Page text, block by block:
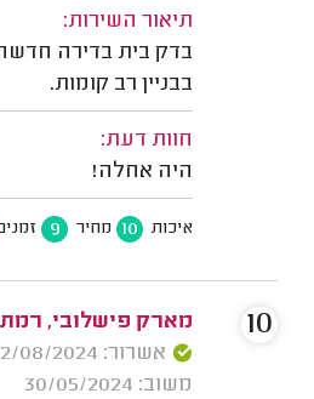
תיאור השירות:
בבניין רב קומות.
חוות דעת:
היה אחלה!
איכות 10 מחיר 9
מארק פישלובי,
אשרור: 02/08/2024
משוב: 30/05/2024
10